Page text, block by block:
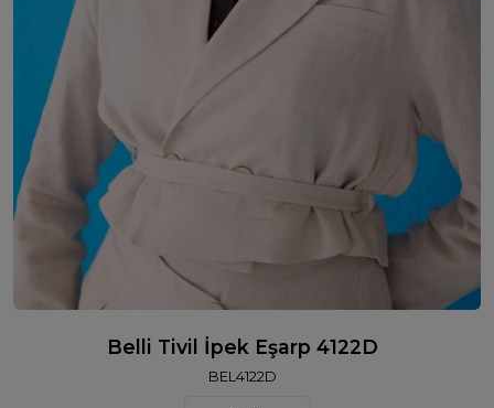
Belli Tivil İpek Eşarp 4122D
BEL4122D